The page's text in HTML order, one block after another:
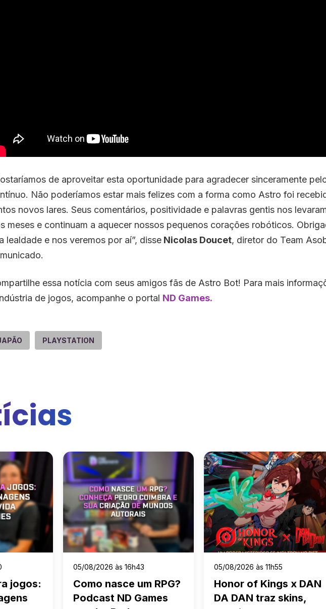
de aproveitar esta oportunidade para agradecer sinceramente
Não poderíamos estar mais felizes com a forma como Astro foi
novos lares. Seus comentários, positividade e palavras gentis nos
meses e continuam a aquecer nossos pequenos corações robóticos.
lealdade e nos veremos por aí”, disseNicolas Doucet, diretor do Team
essa notícia com seus amigos fãs de Astro Bot! Para mais
de jogos, acompanhe o portal ND Games.
PLAYSTATION
05/08/2026 às 16h43
Como nasce um RPG?
Podcast ND Games
05/08/2026 às 11h55
Honor of Kings x DAN
DA DAN traz skins,
04/